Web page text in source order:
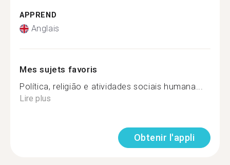
APPREND
Anglais
Mes sujets favoris
Política, religião e atividades sociais humana...
Lire plus
Obtenir l'appli